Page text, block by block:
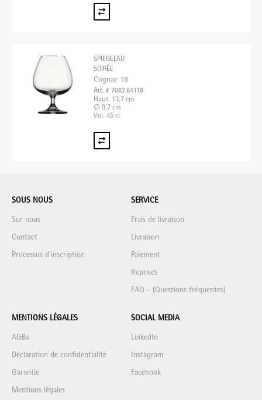
SPIEGELAU
SOIRÉE
Cognac 18
Art. # 7082.64118
Haut. 13,7 cm
∅ 9,7 cm
Vol. 45 cl
SOUS NOUS
Sur nous
Contact
Processus d'inscription
SERVICE
Frais de livraison
Livraison
Paiement
Reprises
FAQ - (Questions fréquentes)
MENTIONS LÉGALES
AGBs
Déclaration de confidentialité
Garantie
Mentions légales
SOCIAL MEDIA
LinkedIn
Instagram
Facebook